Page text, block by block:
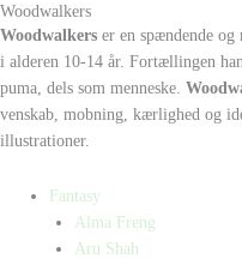
Woodwalkers
Woodwalkers er en spændende
i alderen 10-14 år. Fortællingen
puma, dels som menneske.
venskab, mobning, kærlighed og
illustrationer.
Fantasy
Alma Freng
Aru Shah